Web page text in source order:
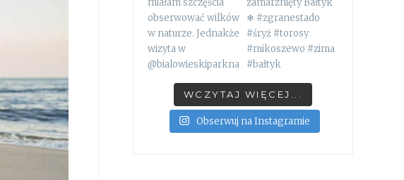
WCZYTAJ WIĘCEJ...
Obserwuj na Instagramie